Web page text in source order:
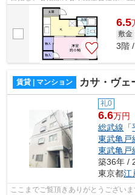
様へ提供しております！最新の情報は...
6.5
敷金
3階
賃貸 | マンション カサ・ヴェ
礼0
6.6万円
総武線 「
東武亀戸
東武亀戸
築36年 /
東京都江
ここまでご覧頂きありがとうござい